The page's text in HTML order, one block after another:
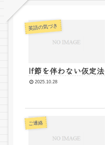
英語の気づき
If節を伴わない仮定法
2025.10.28
ご連絡